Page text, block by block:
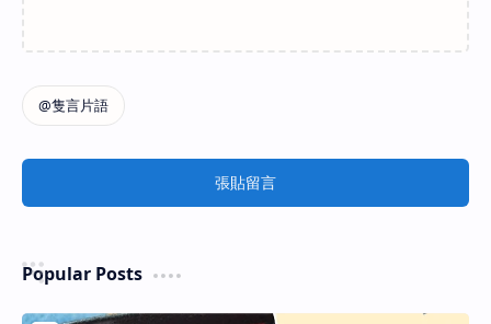
張貼留言
Popular Posts